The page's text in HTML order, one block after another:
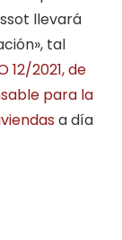
llevará
tal
12/2021, de
para la
a día